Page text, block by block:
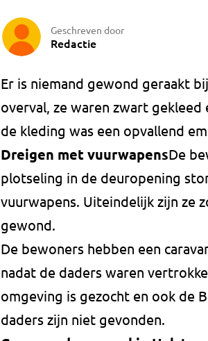
Geschreven door
Redactie
Er is niemand gewond geraakt
overval, ze waren zwart
de kleding was een opvallend
Dreigen met vuurwapensDe
plotseling in de deuropening
vuurwapens. Uiteindelijk zijn ze
gewond.
De bewoners hebben een
nadat de daders waren
omgeving is gezocht en ook de
daders zijn niet gevonden.